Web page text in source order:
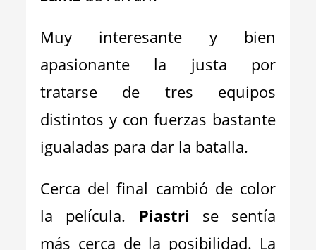
Muy interesante y bien
apasionante la justa por
tratarse de tres equipos
distintos y con fuerzas bastante
igualadas para dar la batalla.
Cerca del final cambió de color
la película. Piastri se sentía
más cerca de la posibilidad. La